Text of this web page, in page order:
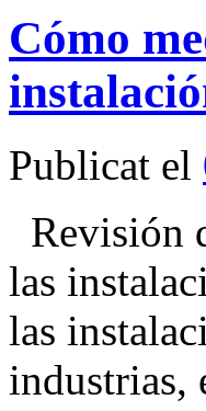
Cómo
Publicat el
Revisión
las
las
industrias,